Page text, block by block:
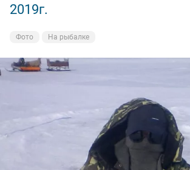
2019г.
Фото На рыбалке